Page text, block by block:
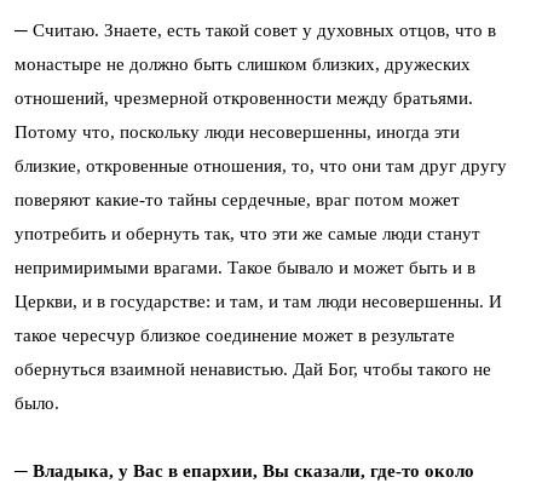
─ Считаю. Знаете, есть такой совет у духовных отцов, что в
монастыре не должно быть слишком близких, дружеских
отношений, чрезмерной откровенности между братьями.
Потому что, поскольку люди несовершенны, иногда эти
близкие, откровенные отношения, то, что они там друг другу
поверяют какие-то тайны сердечные, враг потом может
употребить и обернуть так, что эти же самые люди станут
непримиримыми врагами. Такое бывало и может быть и в
Церкви, и в государстве: и там, и там люди несовершенны. И
такое чересчур близкое соединение может в результате
обернуться взаимной ненавистью. Дай Бог, чтобы такого не
было.
─ Владыка, у Вас в епархии, Вы сказали, где-то около